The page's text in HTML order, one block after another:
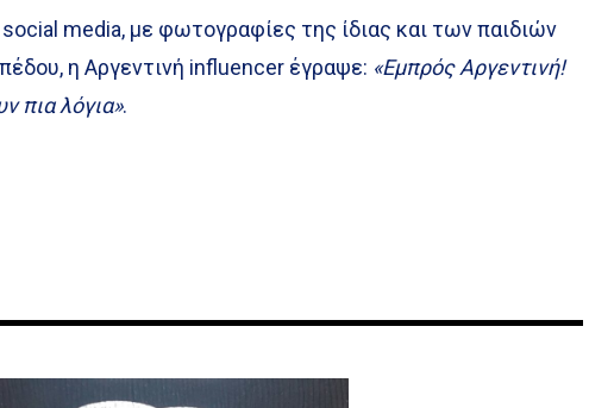
media, με φωτογραφίες της ίδιας και των παιδιών
η Αργεντινή influencer έγραψε: «Εμπρός Αργεντινή!
πια λόγια».